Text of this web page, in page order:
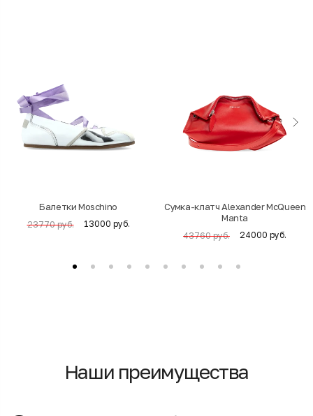
Балетки Moschino
23770 руб. 13000 руб.
Cумка-клатч Alexander McQueen
Manta
43760 руб. 24000 руб.
Наши преимущества